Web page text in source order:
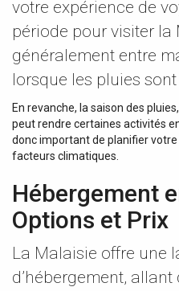
votre expérience de
période pour visiter la
généralement entre
lorsque les pluies
En revanche, la saison des
peut rendre certaines activités
donc important de planifier
facteurs climatiques.
Hébergement
Options et Prix
La Malaisie offre une
d’hébergement,